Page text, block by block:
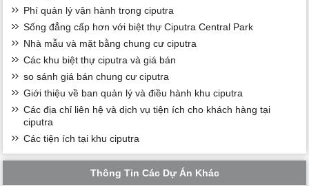
Phí quản lý vận hành trọng ciputra
Sống đẳng cấp hơn với biệt thự Ciputra Central Park
Nhà mẫu và mặt bằng chung cư ciputra
Các khu biệt thự ciputra và giá bán
so sánh giá bán chung cư ciputra
Giới thiệu về ban quản lý và điều hành khu ciputra
Các địa chỉ liên hệ và dịch vụ tiện ích cho khách hàng tại
ciputra
Các tiện ích tại khu ciputra
Thông Tin Các Dự Án Khác